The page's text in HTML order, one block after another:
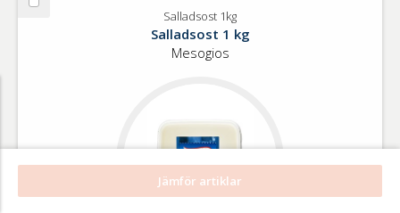
Välj
Salladsost 1kg
Salladsost 1 kg
Mesogios
Jämför artiklar